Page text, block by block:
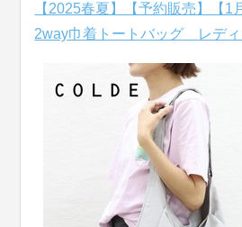
【2025春夏】【予約販売】【1
2way巾着トートバッグ レディ